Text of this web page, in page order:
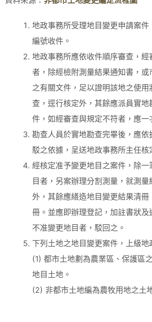
地政事務所受理地目變更申請案
編號收件。
地政事務所應依收件順序審查，經
者，除經檢附測量結果通知書，
之有關文件，足以證明該地之使用
查，逕行核定外，其餘應派員實
件，如經審查與規定不符者，應一
勘查人員於實地勘查完畢後，應依
駁之依據，呈送地政事務所主任核
經核定准予變更地目之案件，除
目者，另案辦理分割測量，就測
外，其餘應繕造地目變更結果清冊
冊。並應即辦理登記，加註書狀及
不准變更地目者，駁回之。
下列土地之地目變更案件，上級地
(1) 都市土地劃為農業區、保護區
地目土地。
(2) 非都市土地編為農牧用地之土